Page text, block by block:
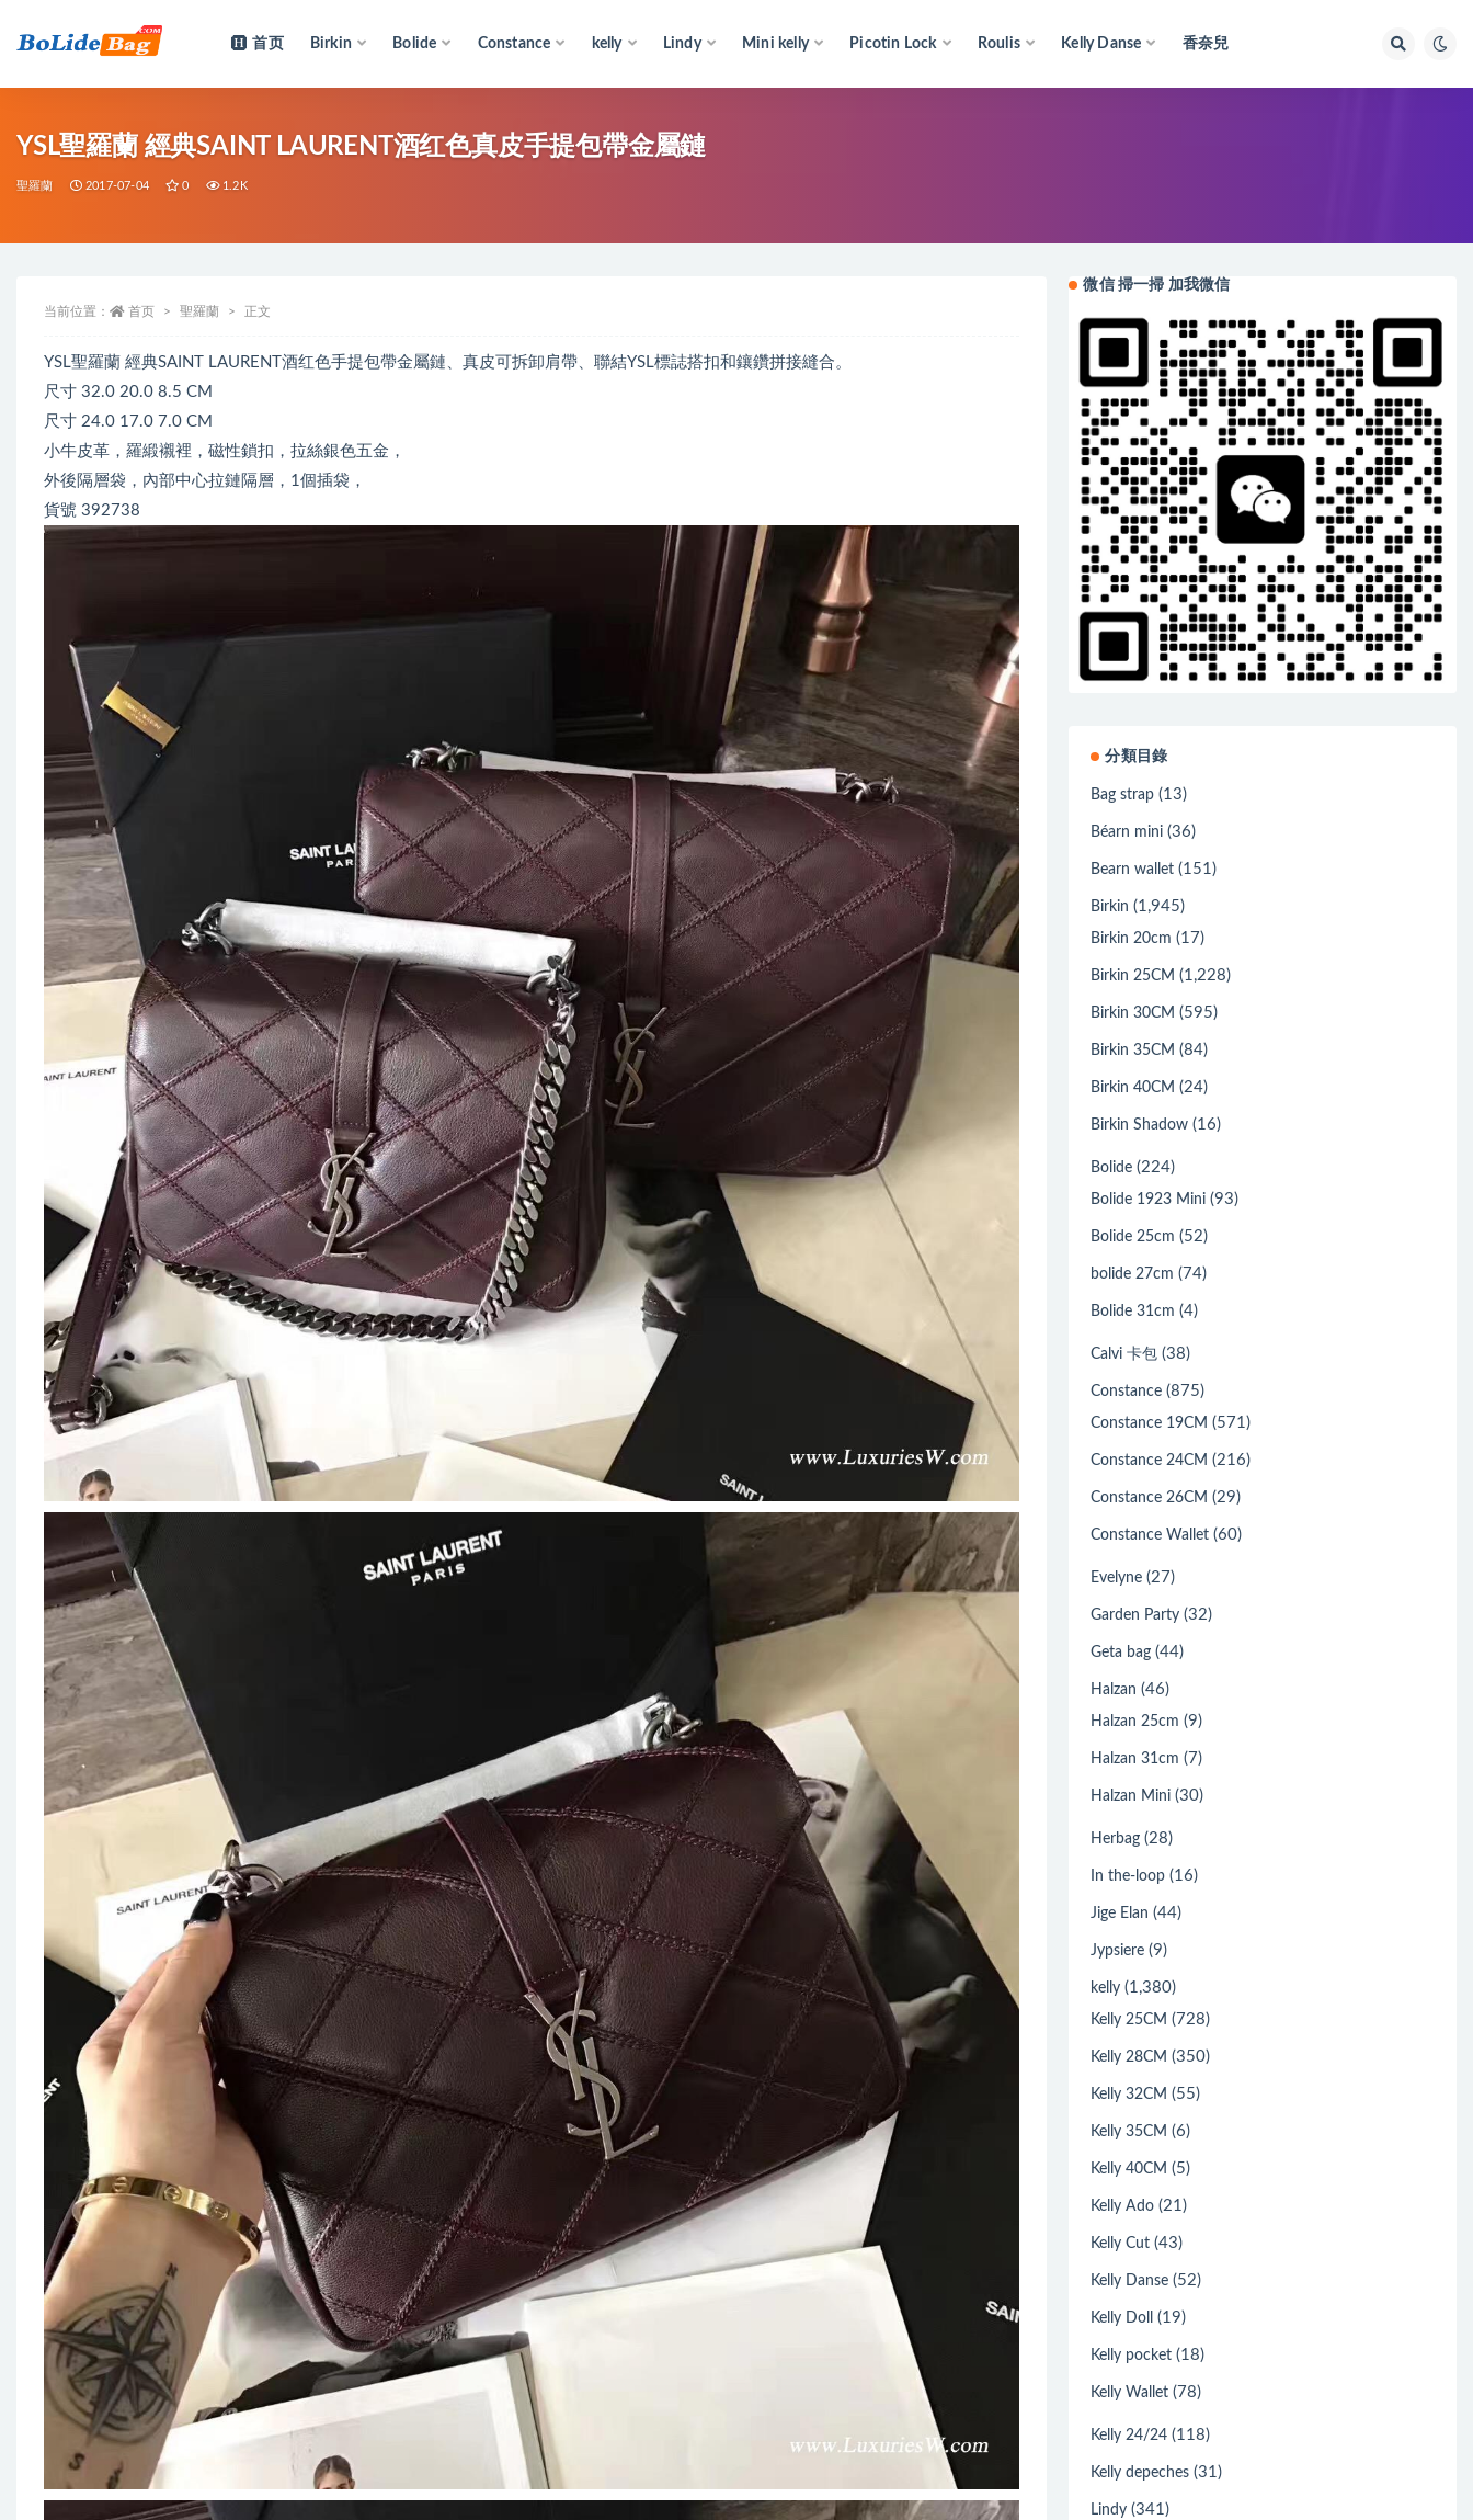
首页 Birkin Bolide Constance kelly Lindy Mini kelly Picotin Lock Roulis Kelly Danse 香奈兒
YSL聖羅蘭 經典SAINT LAURENT酒红色真皮手提包帶金屬鏈
聖羅蘭 2017-07-04 0 1.2K
当前位置： 首页 聖羅蘭 正文
YSL聖羅蘭 經典SAINT LAURENT酒红色手提包帶金屬鏈、真皮可拆卸肩帶、聯結YSL標誌搭扣和鑲鑽拼接縫合。
尺寸 32.0 20.0 8.5 CM
尺寸 24.0 17.0 7.0 CM
小牛皮革，羅緞襯裡，磁性鎖扣，拉絲銀色五金，
外後隔層袋，內部中心拉鏈隔層，1個插袋，
貨號 392738
微信 掃一掃 加我微信
分類目錄
Bag strap (13)
Béarn mini (36)
Bearn wallet (151)
Birkin (1,945)
Birkin 20cm (17)
Birkin 25CM (1,228)
Birkin 30CM (595)
Birkin 35CM (84)
Birkin 40CM (24)
Birkin Shadow (16)
Bolide (224)
Bolide 1923 Mini (93)
Bolide 25cm (52)
bolide 27cm (74)
Bolide 31cm (4)
Calvi 卡包 (38)
Constance (875)
Constance 19CM (571)
Constance 24CM (216)
Constance 26CM (29)
Constance Wallet (60)
Evelyne (27)
Garden Party (32)
Geta bag (44)
Halzan (46)
Halzan 25cm (9)
Halzan 31cm (7)
Halzan Mini (30)
Herbag (28)
In the-loop (16)
Jige Elan (44)
Jypsiere (9)
kelly (1,380)
Kelly 25CM (728)
Kelly 28CM (350)
Kelly 32CM (55)
Kelly 35CM (6)
Kelly 40CM (5)
Kelly Ado (21)
Kelly Cut (43)
Kelly Danse (52)
Kelly Doll (19)
Kelly pocket (18)
Kelly Wallet (78)
Kelly 24/24 (118)
Kelly depeches (31)
Lindy (341)